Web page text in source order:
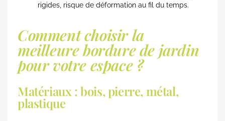
rigides, risque de déformation au fil du temps.
Comment choisir la
meilleure bordure de jardin
pour votre espace ?
Matériaux : bois, pierre, métal,
plastique